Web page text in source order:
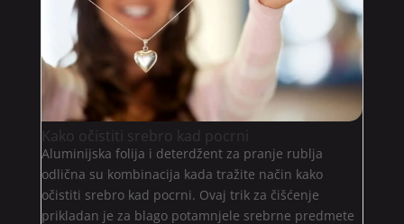
Kako očistiti srebro kad pocrni
Aluminijska folija i deterdžent za pranje rublja
odlična su kombinacija kada tražite način kako
očistiti srebro kad pocrni. Ovaj trik za čišćenje
prikladan je za blago potamnjele srebrne predmete